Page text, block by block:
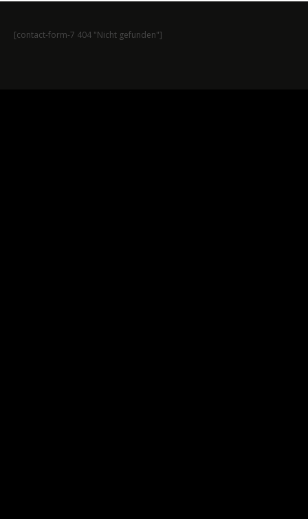
[contact-form-7 404 "Nicht gefunden"]